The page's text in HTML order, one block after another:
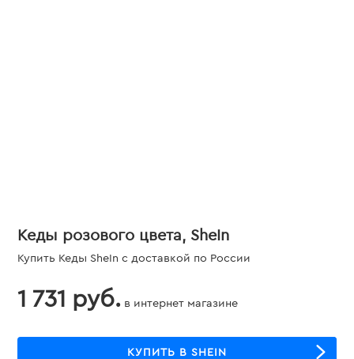
Кеды розового цвета, SheIn
Купить Кеды SheIn с доставкой по России
1 731 руб. в интернет магазине
КУПИТЬ В SHEIN